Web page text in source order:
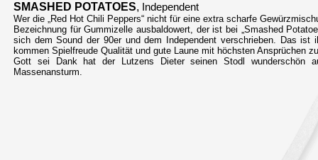
SMASHED POTATOES, Independent
Wer die „Red Hot Chili Peppers“ nicht für eine extra scharfe
Bezeichnung für Gummizelle ausbaldowert, der ist bei „Smashed
sich dem Sound der 90er und dem Independent verschrieben. Das
kommen Spielfreude Qualität und gute Laune mit höchsten Ansprüchen
Gott sei Dank hat der Lutzens Dieter seinen Stodl wunderschön
Massenansturm.